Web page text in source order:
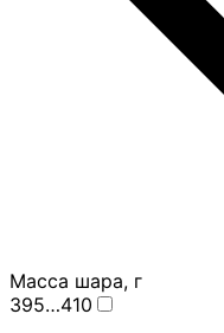
Масса шара, г
395…410